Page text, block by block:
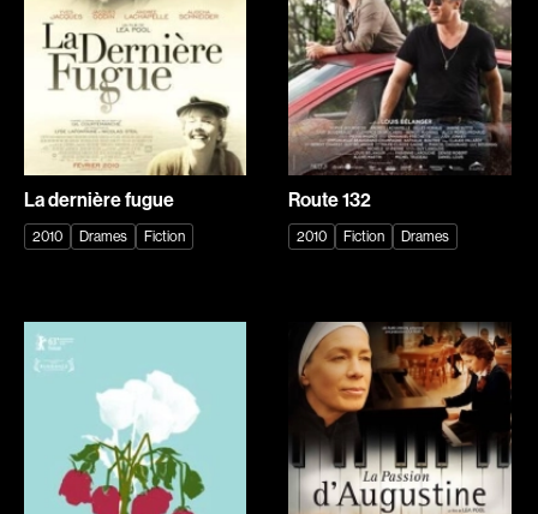
Chomet Sylvain
Choquette Louis
Chotel Paul
Chouinard Denis
Chouinard Yvan
Chouraqui Elie
Chow Deborah
Cinq-Mars Chloé
Ciupka Richard
Clark Ron
Clark Bob
Coderre Charles-André
Cohn Norman
Coldewey Michael
Comeau Phil
Cook Allan
Cormier Sarianne
Cornamusaz Séverine
Corneau Alain
Corsini Catherine
Cossen Florian
Coste Flavia
Côté Ghyslaine
Côté Michel
La dernière fugue
2010 Drames Fiction
Route 132
2010 Fiction Drames